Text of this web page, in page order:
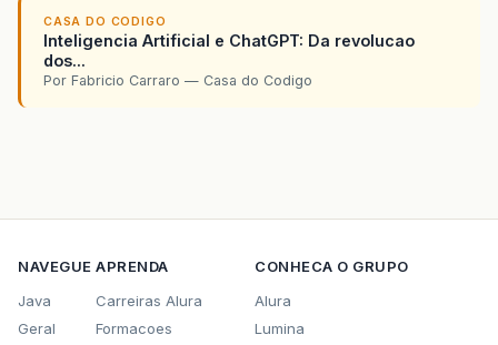
CASA DO CODIGO
Inteligencia Artificial e ChatGPT: Da revolucao
dos...
Por Fabricio Carraro — Casa do Codigo
NAVEGUE
Java
Geral
APRENDA
Carreiras Alura
Formacoes
CONHECA O GRUPO
Alura
Lumina